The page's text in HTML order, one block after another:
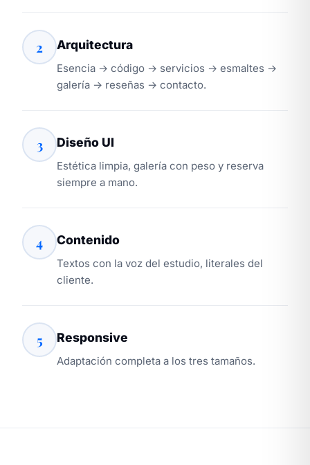
2 Arquitectura
Esencia → código → servicios → esmaltes →
galería → reseñas → contacto.
3 Diseño UI
Estética limpia, galería con peso y reserva
siempre a mano.
4 Contenido
Textos con la voz del estudio, literales del
cliente.
5 Responsive
Adaptación completa a los tres tamaños.